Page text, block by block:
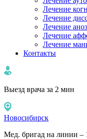
Лечение
Лечение
Лечение
Лечение
Лечение
Контакты
Выезд врача за 2 мин
Новосибирск
Мед. бригад на линии –